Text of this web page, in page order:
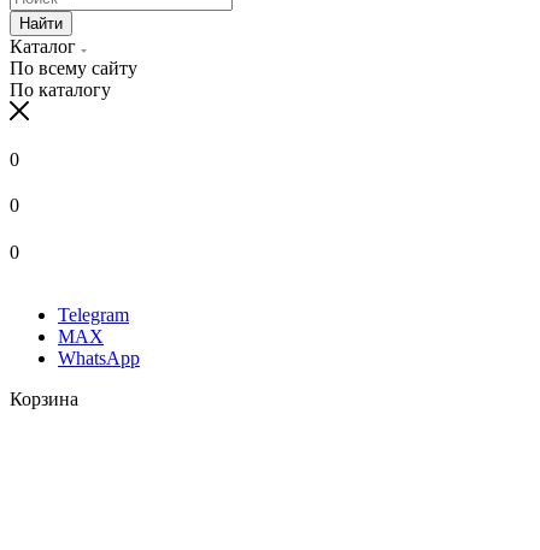
Найти
Каталог
По всему сайту
По каталогу
0
0
0
Telegram
MAX
WhatsApp
Корзина